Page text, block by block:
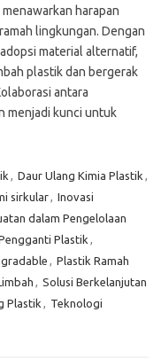
harapan
lingkungan. Dengan
material alternatif,
plastik dan bergerak
antara
menjadi kunci untuk
, Daur Ulang Kimia Plastik ,
sirkular, Inovasi
dalam Pengelolaan
Plastik ,
, Plastik Ramah
, Solusi Berkelanjutan
Plastik , Teknologi